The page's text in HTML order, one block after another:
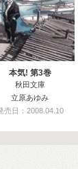
本気! 第3巻
秋田文庫
立原あゆみ
売日：2008.04.10